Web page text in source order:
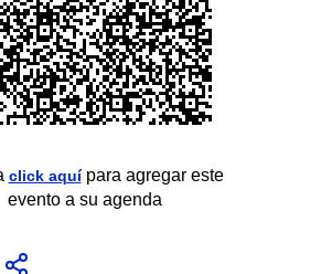
click aquípara agregar este
evento a su agenda